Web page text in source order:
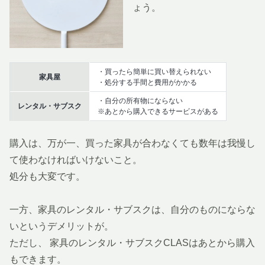
ょう。
家具屋
・買ったら簡単に買い替えられない
・処分する手間と費用がかかる
レンタル・サブスク
・自分の所有物にならない
※あとから購入できるサービスがある
購入は、万が一、買った家具が合わなくても数年は我慢し
て使わなければいけないこと。
処分も大変です。
一方、家具のレンタル・サブスクは、自分のものにならな
いというデメリットが。
ただし、 家具のレンタル・サブスクCLASはあとから購入
もできます。